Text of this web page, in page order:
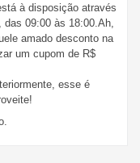
à disposição através
09:00 às 18:00.Ah,
amado desconto na
um cupom de R$
esse é